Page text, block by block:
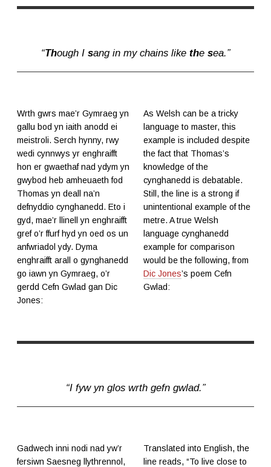
“Though I sang in my chains like the sea.”
Wrth gwrs mae’r Gymraeg yn
gallu bod yn iaith anodd ei
meistroli. Serch hynny, rwy
wedi cynnwys yr enghraifft
hon er gwaethaf nad ydym yn
gwybod heb amheuaeth fod
Thomas yn deall na’n
defnyddio cynghanedd. Eto i
gyd, mae’r llinell yn enghraifft
gref o’r ffurf hyd yn oed os un
anfwriadol ydy. Dyma
enghraifft arall o gynghanedd
go iawn yn Gymraeg, o’r
gerdd Cefn Gwlad gan Dic
Jones:
As Welsh can be a tricky
language to master, this
example is included despite
the fact that Thomas’s
knowledge of the
cynghanedd is debatable.
Still, the line is a strong if
unintentional example of the
metre. A true Welsh
language cynghanedd
example for comparison
would be the following, from
Dic Jones’s poem Cefn
Gwlad:
“I fyw yn glos wrth gefn gwlad.”
Gadwech inni nodi nad yw’r
fersiwn Saesneg llythrennol,
Translated into English, the
line reads, “To live close to